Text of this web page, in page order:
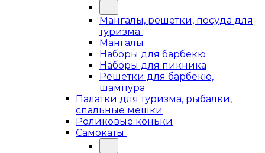
Мангалы, решетки, посуда для
туризма
Мангалы
Наборы для барбекю
Наборы для пикника
Решетки для барбекю,
шампура
Палатки для туризма, рыбалки,
спальные мешки
Роликовые коньки
Самокаты